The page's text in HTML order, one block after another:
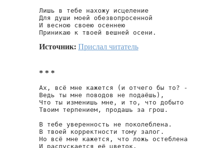
Лишь в тебе нахожу исцеление
Для души моей обезвопросенной
И весною своею осеннею
Приникаю к твоей вешней осени.
Источник: Прислал читатель
* * *
Ах, всё мне кажется (и отчего бы то? -
Ведь ты мне поводов не подаёшь),
Что ты изменишь мне, и то, что добыто
Твоим терпением, продашь за грош.
В тебе уверенность не поколеблена.
В твоей корректности тому залог.
Но всё мне кажется, что ложь остеблена
И распускается её цветок.